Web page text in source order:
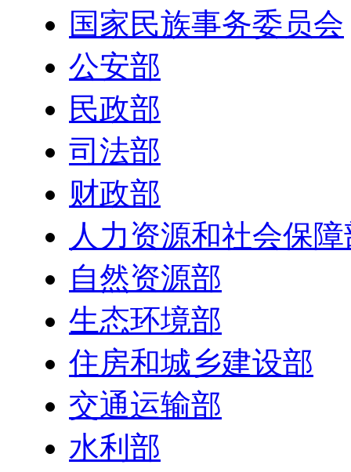
国家民族事务委员会
公安部
民政部
司法部
财政部
人力资源和社会保
自然资源部
生态环境部
住房和城乡建设部
交通运输部
水利部